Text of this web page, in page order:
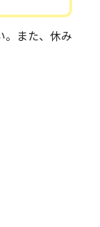
。また、休み